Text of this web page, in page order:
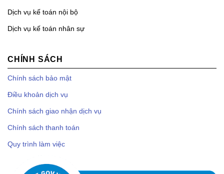
Dịch vụ kế toán nội bộ
Dịch vụ kế toán nhân sự
CHÍNH SÁCH
Chính sách bảo mật
Điều khoản dịch vụ
Chính sách giao nhận dịch vụ
Chính sách thanh toán
Quy trình làm việc